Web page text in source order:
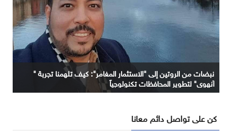
نبضات من الروتين إلى "الاستثمار المغامر": كيف تلهمنا تجربة "
آنهوي" لتطوير المحافظات تكنولوجياً
كن على تواصل دائم معانا